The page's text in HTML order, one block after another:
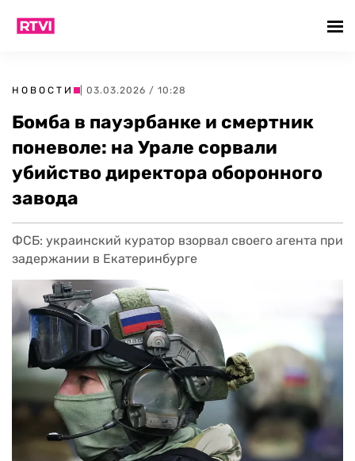
НОВОСТИ | 03.03.2026 / 10:28
Бомба в пауэрбанке и смертник
поневоле: на Урале сорвали
убийство директора оборонного
завода
ФСБ: украинский куратор взорвал своего агента при
задержании в Екатеринбурге